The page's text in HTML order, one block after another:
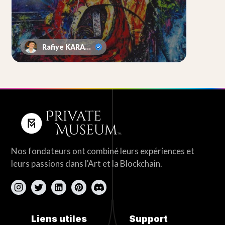
Rafiye KARACA
Nos fondateurs ont combiné leurs expériences et
leurs passions dans l'Art et la Blockchain.
Liens utiles Support